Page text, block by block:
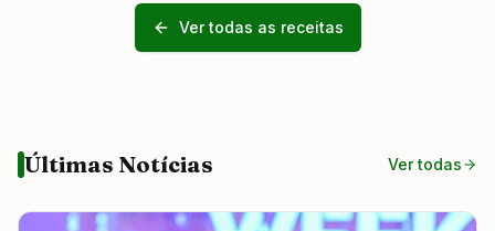
Ver todas as receitas
Últimas Notícias Ver todas